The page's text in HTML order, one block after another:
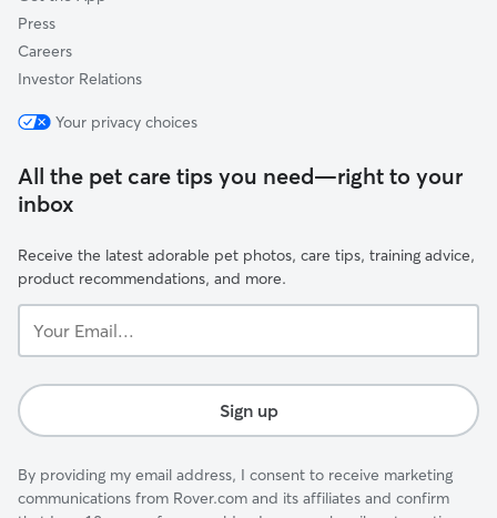
Press
Careers
Investor Relations
Your privacy choices
All the pet care tips you need—right to your
inbox
Receive the latest adorable pet photos, care tips, training advice,
product recommendations, and more.
Email...
Sign up
By providing my email address, I consent to receive marketing
communications from Rover.com and its affiliates and confirm